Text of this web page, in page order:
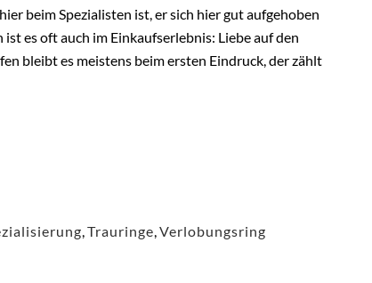
beim Spezialisten ist, er sich hier gut aufgehoben
es oft auch im Einkaufserlebnis: Liebe auf den
bleibt es meistens beim ersten Eindruck, der zählt
,Trauringe,Verlobungsring